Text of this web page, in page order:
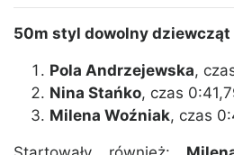
50m styl dowolny dziewcząt
Pola Andrzejewska,
Nina Stańko, czas
Milena Woźniak, czas